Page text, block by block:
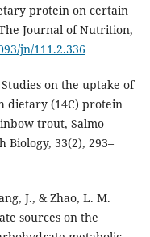
protein on certain
Journal of Nutrition,
jn/111.2.336
Studies on the uptake of
dietary (14C) protein
trout, Salmo
Biology, 33(2), 293–
J., & Zhao, L. M.
sources on the